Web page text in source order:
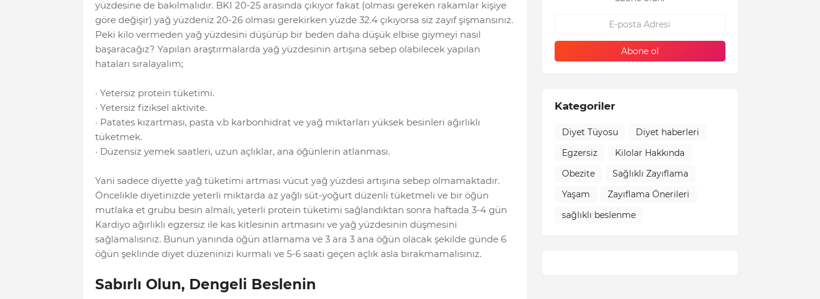
yüzdesine de bakılmalıdır. BKI 20-25 arasında çıkıyor fakat (olması gereken rakamlar kişiye
göre değişir) yağ yüzdeniz 20-26 olması gerekirken yüzde 32.4 çıkıyorsa siz zayıf şişmansınız.
Peki kilo vermeden yağ yüzdesini düşürüp bir beden daha düşük elbise giymeyi nasıl
başaracağız? Yapılan araştırmalarda yağ yüzdesinin artışına sebep olabilecek yapılan
hataları sıralayalım;
· Yetersiz protein tüketimi.
· Yetersiz fiziksel aktivite.
· Patates kızartması, pasta v.b karbonhidrat ve yağ miktarları yüksek besinleri ağırlıklı
tüketmek.
· Düzensiz yemek saatleri, uzun açlıklar, ana öğünlerin atlanması.
Yani sadece diyette yağ tüketimi artması vücut yağ yüzdesi artışına sebep olmamaktadır.
Öncelikle diyetinizde yeterli miktarda az yağlı süt-yoğurt düzenli tüketmeli ve bir öğün
mutlaka et grubu besin almalı, yeterli protein tüketimi sağlandıktan sonra haftada 3-4 gün
Kardiyo ağırlıklı egzersiz ile kas kitlesinin artmasını ve yağ yüzdesinin düşmesini
sağlamalısınız. Bunun yanında öğün atlamama ve 3 ara 3 ana öğün olacak şekilde günde 6
öğün şeklinde diyet düzeninizi kurmalı ve 5-6 saati geçen açlık asla bırakmamalısınız.
Sabırlı Olun, Dengeli Beslenin
Kategoriler
Diyet Tüyosu
Diyet haberleri
Egzersiz
Kilolar Hakkında
Obezite
Sağlıklı Zayıflama
Yaşam
Zayıflama Önerileri
sağlıklı beslenme